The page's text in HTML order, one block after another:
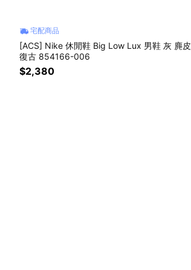
宅配商品
[ACS] Nike 休閒鞋 Big Low Lux 男鞋 灰 麂皮
復古 854166-006
$2,380